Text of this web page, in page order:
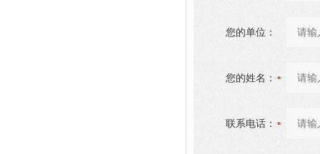
您的单位：
您的姓名：
联系电话：